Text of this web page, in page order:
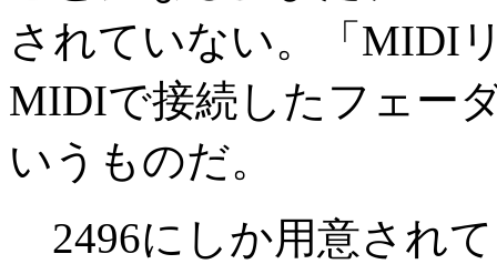
されていない。「MIDI
MIDIで接続したフェー
いうものだ。
2496にしか用意され